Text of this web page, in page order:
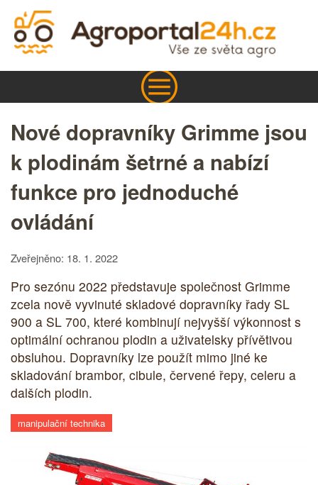
Nové dopravníky Grimme jsou
k plodinám šetrné a nabízí
funkce pro jednoduché
ovládání
Zveřejněno: 18. 1. 2022
Pro sezónu 2022 představuje společnost Grimme
zcela nově vyvinuté skladové dopravníky řady SL
900 a SL 700, které kombinují nejvyšší výkonnost s
optimální ochranou plodin a uživatelsky přívětivou
obsluhou. Dopravníky lze použít mimo jiné ke
skladování brambor, cibule, červené řepy, celeru a
dalších plodin.
manipulační technika